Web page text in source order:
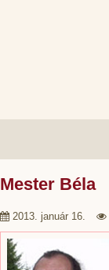
Mester Béla
2013. január 16.